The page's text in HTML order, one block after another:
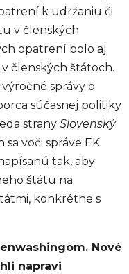
k udržaniu či
v členských
opatrení bolo aj
členských štátoch.
správy o
súčasnej politiky
strany Slovenský
sa voči správe EK
tak, aby
štátu na
konkrétne s
Nové
napravi